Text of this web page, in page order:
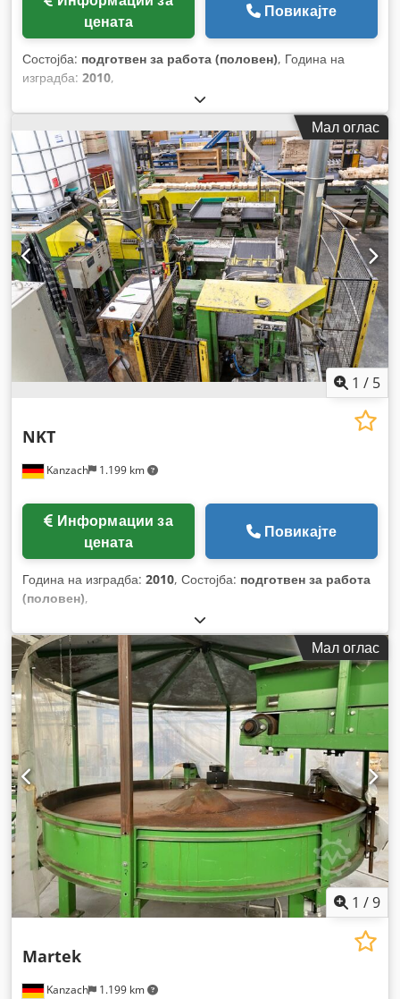
цената
Повикајте
Состојба: подготвен за работа (половен), Година на
изградба: 2010,
Мал оглас
1 / 5
Kanzach 1.199 km
NKT
цената
Повикајте
Година на изградба: 2010, Состојба: подготвен за работа
(половен),
Мал оглас
1 /9
Kanzach 1.199 km
Martek